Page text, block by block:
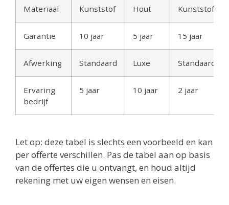
Materiaal Kunststof Hout Kunststof
Garantie 10 jaar 5 jaar 15 jaar
Afwerking Standaard Luxe Standaard
Ervaring
bedrijf
5 jaar 10 jaar 2 jaar
Let op: deze tabel is slechts een voorbeeld en kan
per offerte verschillen. Pas de tabel aan op basis
van de offertes die u ontvangt, en houd altijd
rekening met uw eigen wensen en eisen.